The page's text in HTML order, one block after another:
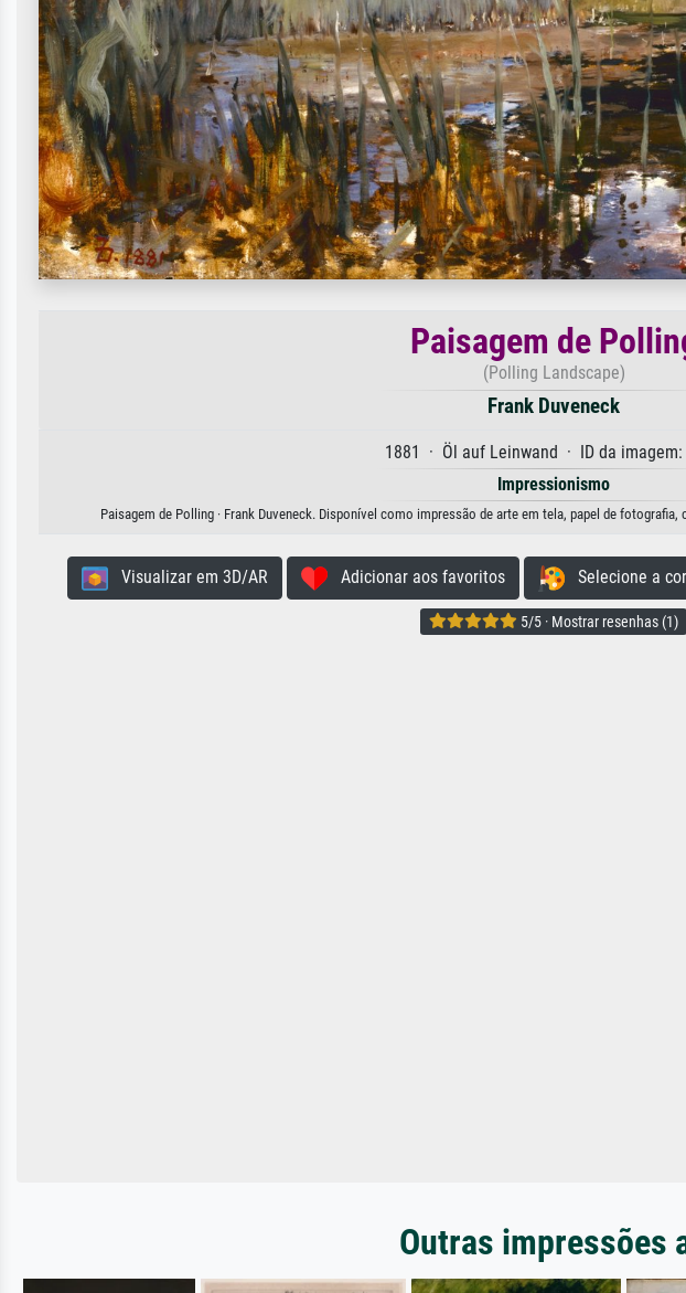
Paisagem de
(Polling Landscape)
Frank Duveneck
1881 · Öl auf Leinwand · ID da imagem:
Impressionismo
Paisagem de Polling · Frank Duveneck. Disponível como impressão de arte em tela, papel de
Visualizar em 3D/AR Adicionar aos favoritos Selecione a
5/5 · Mostrar resenhas (1)
Outras impressões